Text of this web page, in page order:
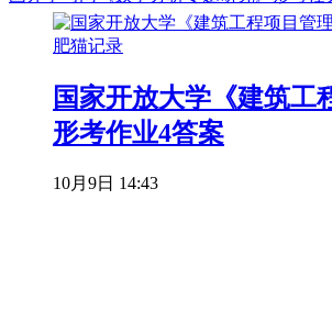
国家开放大学《建筑工
形考作业4答案
10月9日 14:43